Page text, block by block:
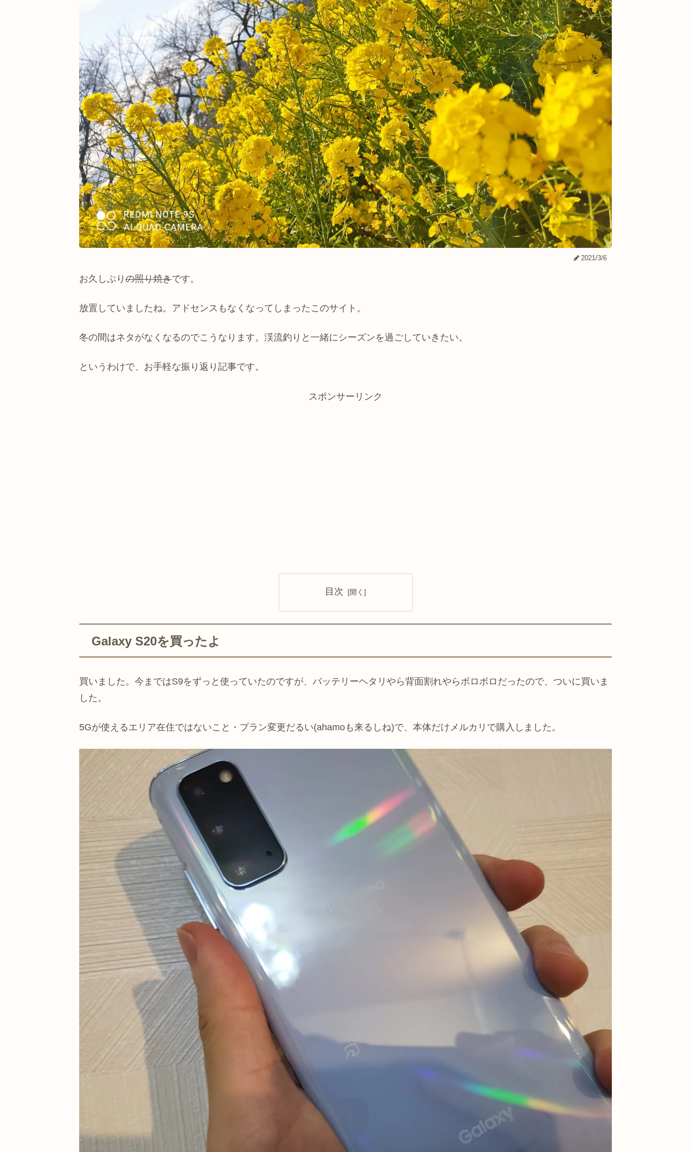
2021/3/6
お久しぶり の照り焼きです。
放置していましたね。アドセンスもなくなってしまったこのサイト。
冬の間はネタがなくなるのでこうなります。渓流釣りと一緒にシーズンを過ごしていきたい。
というわけで、お手軽な振り返り記事です。
スポンサーリンク
目次
Galaxy S20を買ったよ
買いました。今まではS9をずっと使っていたのですが、バッテリーヘタリやら背面割れやらボロボロだったので、ついに買いま
した。
5Gが使えるエリア在住ではないこと・プラン変更だるい(ahamoも来るしね)で、本体だけメルカリで購入しました。